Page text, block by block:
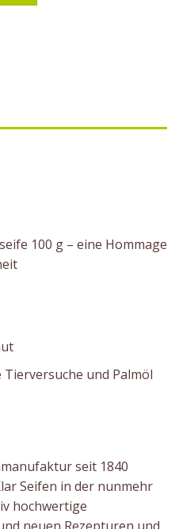
100 g – eine Hommage
und Palmöl
seit 1840
Seifen in der nunmehr
hochwertige